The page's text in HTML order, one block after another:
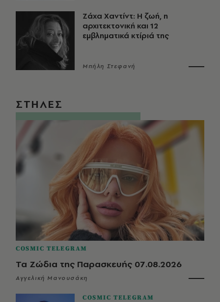
Ζάχα Χαντίντ: Η ζωή, η
αρχιτεκτονική και 12
εμβληματικά κτίριά της
Μπήλη Στεφανή
ΣΤΗΛΕΣ
COSMIC TELEGRAM
Τα Ζώδια της Παρασκευής 07.08.2026
Αγγελική Μανουσάκη
COSMIC TELEGRAM